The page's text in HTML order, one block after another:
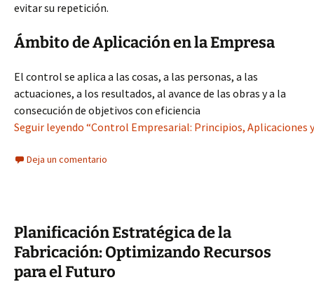
evitar su repetición.
Ámbito de Aplicación en la Empresa
El control se aplica a las cosas, a las personas, a las
actuaciones, a los resultados, al avance de las obras y a la
consecución de objetivos con eficiencia
Seguir leyendo “Control Empresarial: Principios, Aplicaciones
Deja un comentario
Planificación Estratégica de la
Fabricación: Optimizando Recursos
para el Futuro